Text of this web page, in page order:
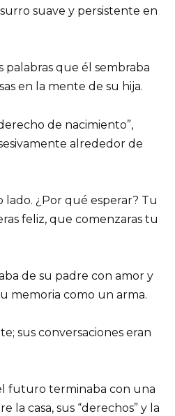
suave y persistente en
palabras que él sembraba
en la mente de su hija.
de nacimiento”,
alrededor de
lado. ¿Por qué esperar? Tu
feliz, que comenzaras tu
de su padre con amor y
memoria como un arma.
sus conversaciones eran
futuro terminaba con una
la casa, sus “derechos” y la